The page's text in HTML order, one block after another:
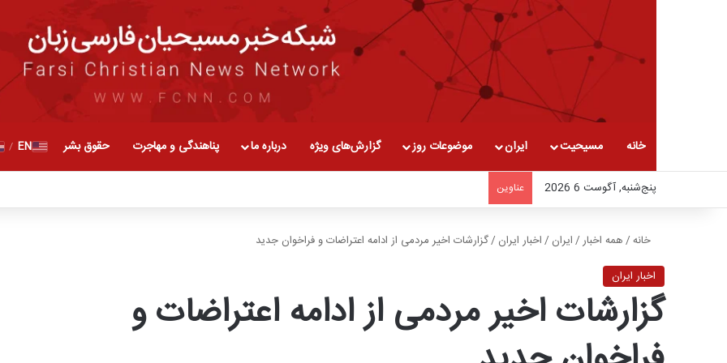
خانه مسیحیت ایران موضوعات روز گزارش‌های ویژه درباره ما پناهندگی و مهاجرت حقوق بشر EN
/
پنج‌شنبه, آگوست 6 2026 عناوین
خانه/همه اخبار/ایران /اخبار ایران /گزارشات اخیر مردمی از ادامه اعتراضات و فراخوان جدید
اخبار ایران
گزارشات اخیر مردمی از ادامه اعتراضات و